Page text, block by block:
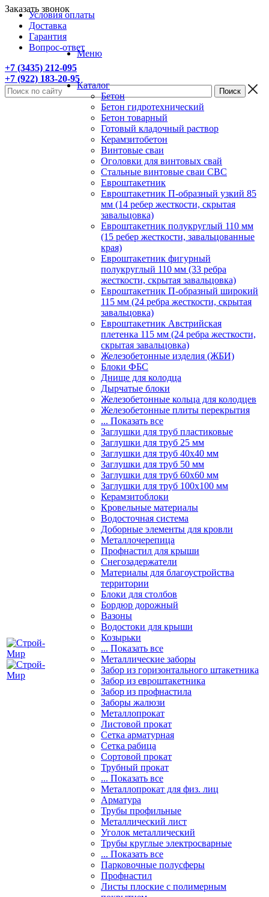
Условия оплаты
Доставка
Гарантия
Вопрос-ответ
+7 (3435) 212-095
+7 (922) 183-20-95
Заказать звонок
Меню
Каталог
Бетон
Бетон гидротехнический
Бетон товарный
Готовый кладочный раствор
Керамзитобетон
Винтовые сваи
Оголовки для винтовых свай
Стальные винтовые сваи СВС
Евроштакетник
Евроштакетник П-образный узкий 85
мм (14 ребер жесткости, скрытая
завальцовка)
Евроштакетник полукруглый 110 мм
(15 ребер жесткости, завальцованные
края)
Евроштакетник фигурный
полукруглый 110 мм (33 ребра
жесткости, скрытая завальцовка)
Евроштакетник П-образный широкий
115 мм (24 ребра жесткости, скрытая
завальцовка)
Евроштакетник Австрийская
плетенка 115 мм (24 ребра жесткости,
скрытая завальцовка)
Железобетонные изделия (ЖБИ)
Блоки ФБС
Днище для колодца
Дырчатые блоки
Железобетонные кольца для колодцев
Железобетонные плиты перекрытия
... Показать все
Заглушки для труб пластиковые
Заглушки для труб 25 мм
Заглушки для труб 40х40 мм
Заглушки для труб 50 мм
Заглушки для труб 60х60 мм
Заглушки для труб 100х100 мм
Керамзитоблоки
Кровельные материалы
Водосточная система
Доборные элементы для кровли
Металлочерепица
Профнастил для крыши
Снегозадержатели
Материалы для благоустройства
территории
Блоки для столбов
Бордюр дорожный
Вазоны
Водостоки для крыши
Козырьки
... Показать все
Металлические заборы
Забор из горизонтального штакетника
Забор из евроштакетника
Забор из профнастила
Заборы жалюзи
Металлопрокат
Листовой прокат
Сетка арматурная
Сетка рабица
Сортовой прокат
Трубный прокат
... Показать все
Металлопрокат для физ. лиц
Арматура
Трубы профильные
Металлический лист
Уголок металлический
Трубы круглые электросварные
... Показать все
Парковочные полусферы
Профнастил
Листы плоские с полимерным